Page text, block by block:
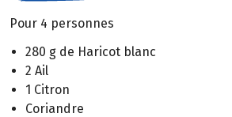
Pour 4 personnes
280 g de Haricot blanc
2 Ail
1 Citron
Coriandre